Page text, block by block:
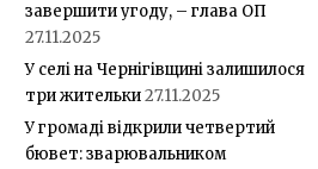
завершити угоду, – глава ОП
27.11.2025
У селі на Чернігівщині залишилося
три жительки27.11.2025
У громаді відкрили четвертий
бювет: зварювальником